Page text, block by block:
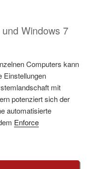
Windows 7
Computers kann
Einstellungen
mit
potenziert sich der
automatisierte
Enforce